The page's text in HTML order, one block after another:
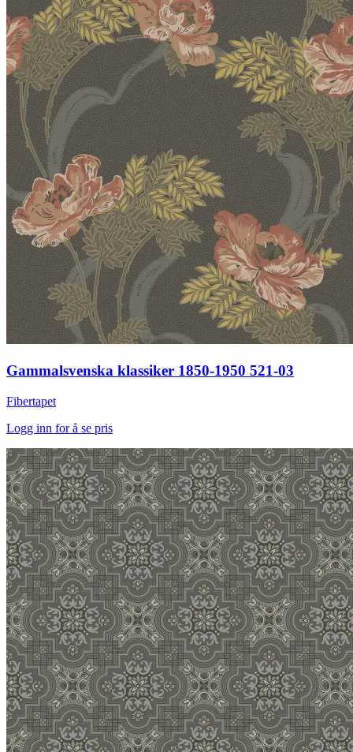
Gammalsvenska klassiker 1850-1950 521-03
Fibertapet
Logg inn for å se pris